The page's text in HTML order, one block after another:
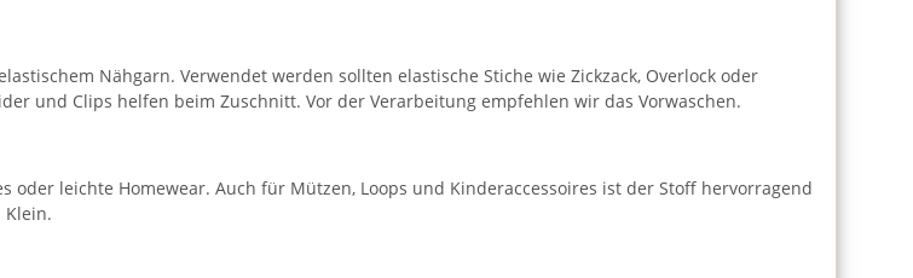
Nähgarn. Verwendet werden sollten elastische Stiche wie Zickzack, Overlock oder
und Clips helfen beim Zuschnitt. Vor der Verarbeitung empfehlen wir das Vorwaschen.
oder leichte Homewear. Auch für Mützen, Loops und Kinderaccessoires ist der Stoff hervorragend
Klein.